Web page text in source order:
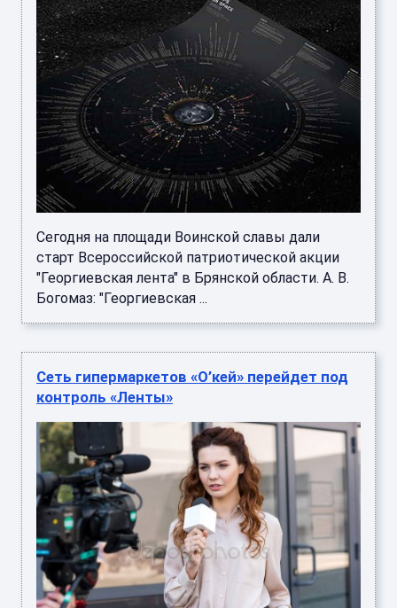
Сегодня на площади Воинской славы дали
старт Всероссийской патриотической акции
"Георгиевская лента" в Брянской области. А. В.
Богомаз: "Георгиевская ...
Сеть гипермаркетов «О’кей» перейдет под
контроль «Ленты»